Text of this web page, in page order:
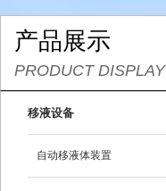
产品展示
PRODUCT DISPLAY
移液设备
自动移液体装置